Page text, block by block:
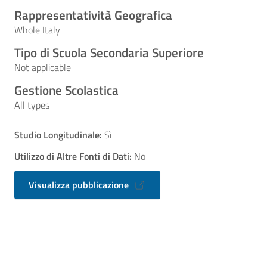
Rappresentatività Geografica
Whole Italy
Tipo di Scuola Secondaria Superiore
Not applicable
Gestione Scolastica
All types
Studio Longitudinale: Sì
Utilizzo di Altre Fonti di Dati: No
Visualizza pubblicazione